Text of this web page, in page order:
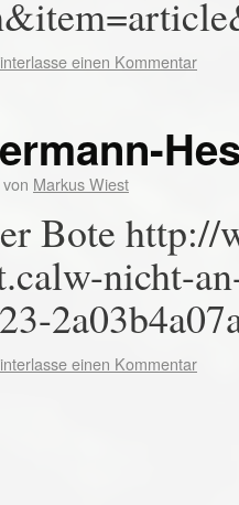
einen Kommentar
von Markus Wiest
Bote http://
nicht-
einen Kommentar